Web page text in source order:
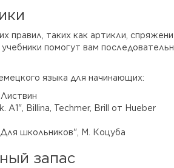
правил, таких как артикли,
помогут вам
языка для начинающих:
A1", Billina, Techmer, Brill от Hueber
школьников", М. Коцуба
запас